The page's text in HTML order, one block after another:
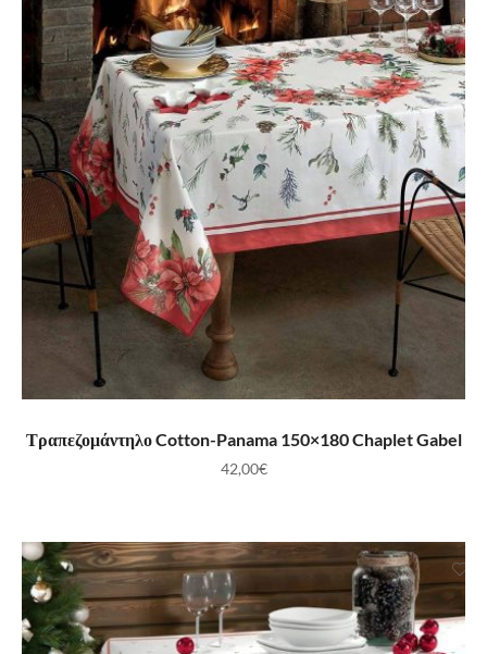
ΠΡΟΣΘΉΚΗ ΣΤΟ ΚΑΛΆΘΙ
Τραπεζομάντηλο Cotton-Panama 150×180 Chaplet Gabel
42,00€